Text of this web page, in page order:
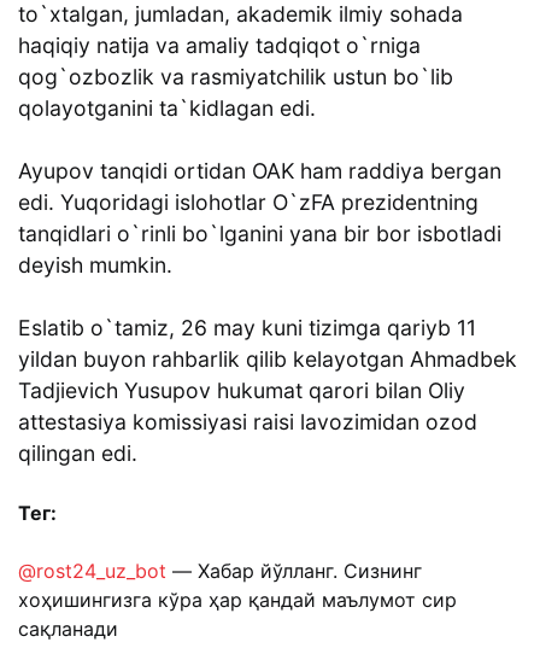
to`xtalgan, jumladan, akademik ilmiy sohada
haqiqiy natija va amaliy tadqiqot o`rniga
qog`ozbozlik va rasmiyatchilik ustun bo`lib
qolayotganini ta`kidlagan edi.
Ayupov tanqidi ortidan OAK ham raddiya bergan
edi. Yuqoridagi islohotlar O`zFA prezidentning
tanqidlari o`rinli bo`lganini yana bir bor isbotladi
deyish mumkin.
Eslatib o`tamiz, 26 may kuni tizimga qariyb 11
yildan buyon rahbarlik qilib kelayotgan Ahmadbek
Tadjievich Yusupov hukumat qarori bilan Oliy
attestasiya komissiyasi raisi lavozimidan ozod
qilingan edi.
Тег:
@rost24_uz_bot — Хабар йўлланг. Сизнинг
хоҳишингизга кўра ҳар қандай маълумот сир
сақланади